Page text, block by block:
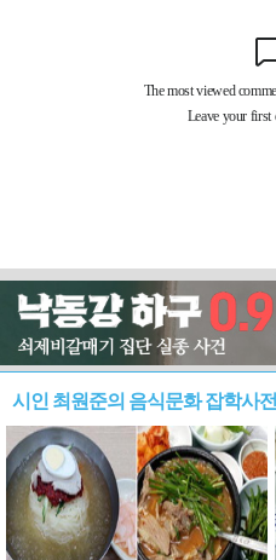
시인 최원준의 음식문화 잡학사전